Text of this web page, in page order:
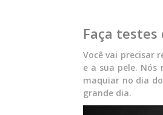
Faça
Você vai precisar
e a sua pele. Nós
maquiar no dia
grande dia.